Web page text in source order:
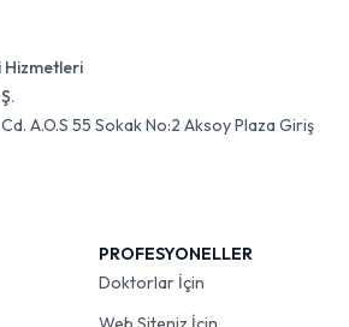
Hizmetleri
A.O.S 55 Sokak No:2 Aksoy Plaza Giriş
PROFESYONELLER
Doktorlar İçin